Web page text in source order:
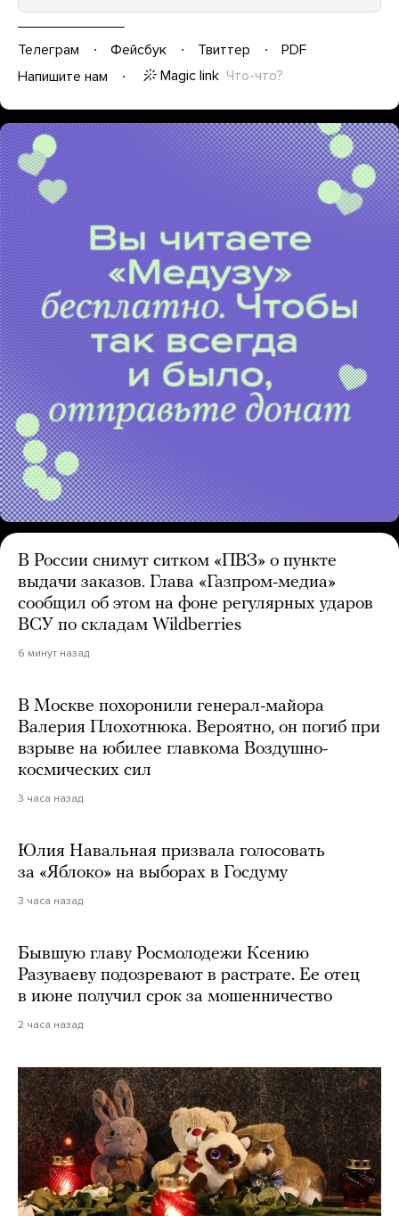
Телеграм Фейсбук Твиттер
PDF
Напишите нам
Magic link Что-что?
В России снимут ситком «ПВЗ» о пункте
выдачи заказов. Глава «Газпром-медиа»
сообщил об этом на фоне регулярных ударов
ВСУ по складам Wildberries
6 минут назад
В Москве похоронили генерал-майора
Валерия Плохотнюка. Вероятно, он погиб при
взрыве на юбилее главкома Воздушно-
космических сил
3 часа назад
Юлия Навальная призвала голосовать
за «Яблоко» на выборах в Госдуму
3 часа назад
Бывшую главу Росмолодежи Ксению
Разуваеву подозревают в растрате. Ее отец
в июне получил срок за мошенничество
2 часа назад